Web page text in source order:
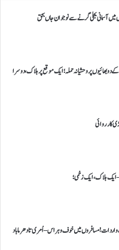
آسمانی بجلی گرنے سے نوجوان جاں بحق
بھائیوں پر وحشیانہ حملہ؛ ایک موقع پر ہلاک، دوسرا
کارروائی
– ایک ہلاک، ایک زخمی؛
واردات! مسافروں میں خوف و ہراس – اُمری تا دھرما باد